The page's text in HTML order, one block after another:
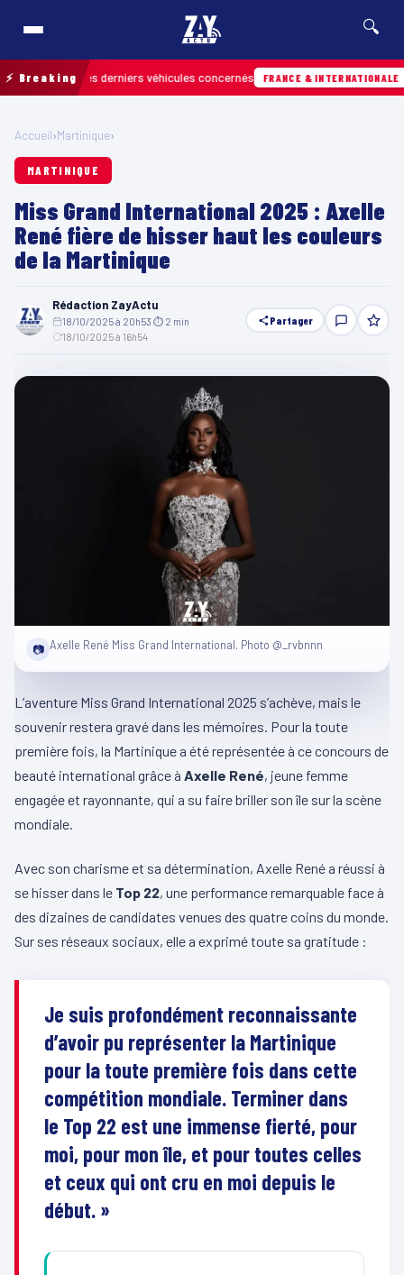
🔍
⚡ Breakingles derniers véhicules concernés FRANCE & INTERNATIONALE Hier
Accueil›Martinique›
MARTINIQUE
Miss Grand International 2025 : Axelle
René fière de hisser haut les couleurs
de la Martinique
Rédaction ZayActu
18/10/2025 à 20h53 ⏱ 2 min
18/10/2025 à 16h54
Partager
📷 Axelle René Miss Grand International. Photo @_rvbnnn
L’aventure Miss Grand International 2025 s’achève, mais le
souvenir restera gravé dans les mémoires. Pour la toute
première fois, la Martinique a été représentée à ce concours de
beauté international grâce à Axelle René, jeune femme
engagée et rayonnante, qui a su faire briller son île sur la scène
mondiale.
Avec son charisme et sa détermination, Axelle René a réussi à
se hisser dans le Top 22, une performance remarquable face à
des dizaines de candidates venues des quatre coins du monde.
Sur ses réseaux sociaux, elle a exprimé toute sa gratitude :
Je suis profondément reconnaissante
d’avoir pu représenter la Martinique
pour la toute première fois dans cette
compétition mondiale. Terminer dans
le Top 22 est une immense fierté, pour
moi, pour mon île, et pour toutes celles
et ceux qui ont cru en moi depuis le
début. »